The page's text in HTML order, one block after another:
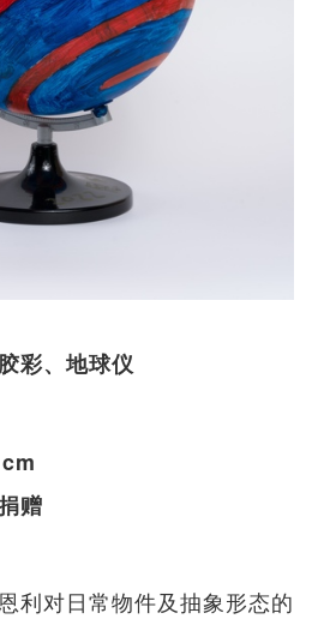
彩、地球仪
赠
利对日常物件及抽象形态的